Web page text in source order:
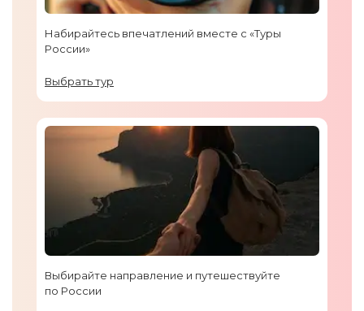
Набирайтесь впечатлений вместе с «Туры
России»
Выбрать тур
Выбирайте направление и путешествуйте
по России